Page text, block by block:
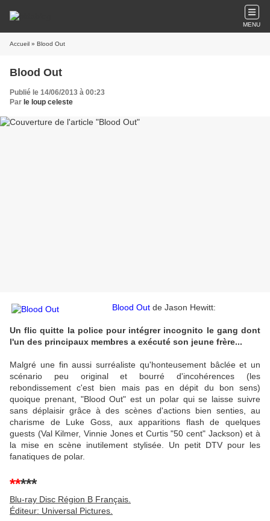
MENU
Accueil » Blood Out
Blood Out
Publié le 14/06/2013 à 00:23
Par le loup celeste
Blood Out de Jason Hewitt:
Un flic quitte la police pour intégrer incognito le gang dont
l'un des principaux membres a exécuté son jeune frère...
Malgré une fin aussi surréaliste qu'honteusement bâclée et un
scénario peu original et bourré d'incohérences (les
rebondissement c'est bien mais pas en dépit du bon sens)
quoique prenant, "Blood Out" est un polar qui se laisse suivre
sans déplaisir grâce à des scènes d'actions bien senties, au
charisme de Luke Goss, aux apparitions flash de quelques
guests (Val Kilmer, Vinnie Jones et Curtis "50 cent" Jackson) et à
la mise en scène inutilement stylisée. Un petit DTV pour les
fanatiques de polar.
*****
Blu-ray Disc Région B Français.
Éditeur: Universal Pictures.